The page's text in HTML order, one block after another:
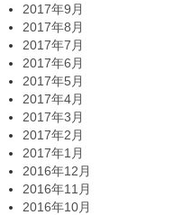
2017年9月
2017年8月
2017年7月
2017年6月
2017年5月
2017年4月
2017年3月
2017年2月
2017年1月
2016年12月
2016年11月
2016年10月